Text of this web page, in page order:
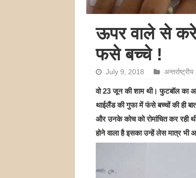
ऊपर वाले से
फसे बच्चे !
July 9, 2018 अन्तर्राष्ट्रीय
वो 23 जून की शाम थी। फुटबॉल का
थाईलैंड की गुफा में फंसे बच्चों की ही
और उनके कोच को रोमांचित कर रही
होने वाला है इसका उन्हें लेस मात्र